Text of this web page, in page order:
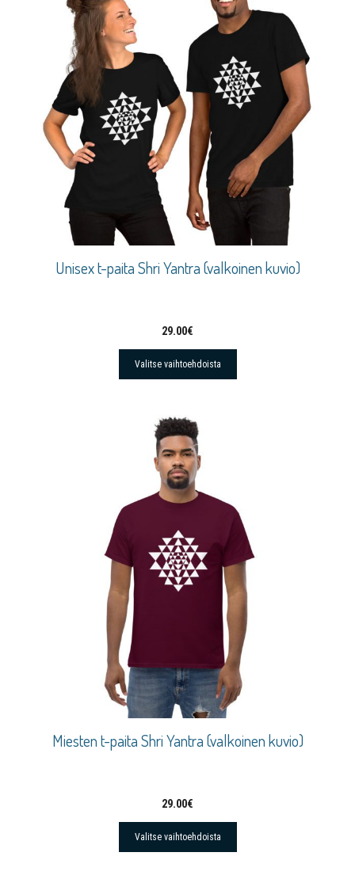
Unisex t-paita Shri Yantra (valkoinen kuvio)
29.00€
Valitse vaihtoehdoista
Miesten t-paita Shri Yantra (valkoinen kuvio)
29.00€
Valitse vaihtoehdoista